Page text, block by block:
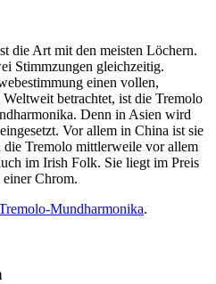
die Art mit den meisten Löchern.
Stimmzungen gleichzeitig.
einen vollen,
Weltweit betrachtet, ist die Tremolo
Denn in Asien wird
Vor allem in China ist sie
die Tremolo mittlerweile vor allem
im Irish Folk. Sie liegt im Preis
Chrom.
Mundharmonika.